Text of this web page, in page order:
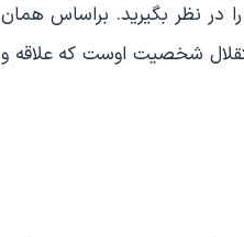
در نظر بگیرید. براساس همان
شخصیت اوست که علاقه و